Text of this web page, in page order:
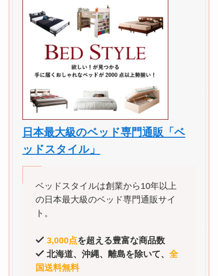
日本最大級のベッド専門通販「ベ
ッドスタイル」
ベッドスタイルは創業から10年以上
の日本最大級のベッド専門通販サイ
ト。
3,000点を超える豊富な商品数
北海道、沖縄、離島を除いて、 全
国送料無料